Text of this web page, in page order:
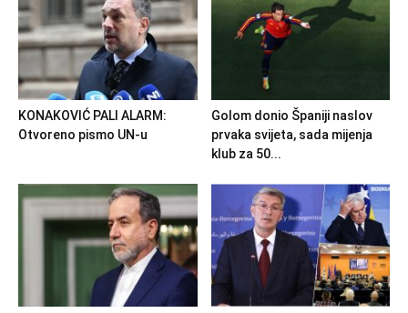
KONAKOVIĆ PALI ALARM:
Otvoreno pismo UN-u
Golom donio Španiji naslov
prvaka svijeta, sada mijenja
klub za 50...